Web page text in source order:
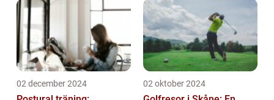
02 december 2024 02 oktober 2024